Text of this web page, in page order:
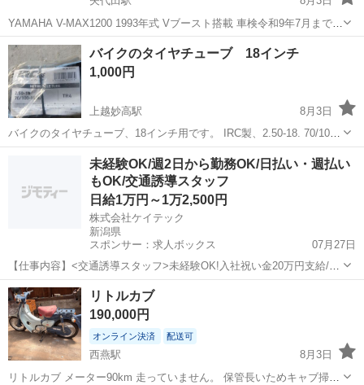
YAMAHA V-MAX1200 1993年式 Vブースト搭載 車検令和9年7月まで
☆Vブースト搭載の迫力ある加速！ ☆車検たっぷりで即乗りOK！ ☆
カスタム済みで快適性・制動力も向上！ ◇1993年式 ◇走行距離：3...
新潟 新潟市 矢代田駅 ヤマハ
バイクのタイヤチューブ 18インチ
1,000円
上越妙高駅
8月3日
バイクのタイヤチューブ、18インチ用です。 IRC製、2.50-18. 70/100-
18。購入日は2024/04です。
上越妙高駅 その他 タイヤチューブ
未経験OK/週2日から勤務OK/日払い・週払い
もOK/交通誘導スタッフ
日給1万円～1万2,500円
株式会社ケイテック
新潟県
スポンサー：求人ボックス
07月27日
【仕事内容】<交通誘導スタッフ>未経験OK!入社祝い金20万円支給/週
2日～OK!働きやすさ重視! <交通誘導スタッフ> 週2日～OK!働きやす
さ重視! 未経験可!急な出費も安心の 日払い・週払いもOK! 幅広い年代
の方が活躍中で...
アルバイト・パート
リトルカブ
190,000円
オンライン決済 配送可
西燕駅
8月3日
リトルカブ メーター90km 走っていません。 保管長いためキャブ掃除